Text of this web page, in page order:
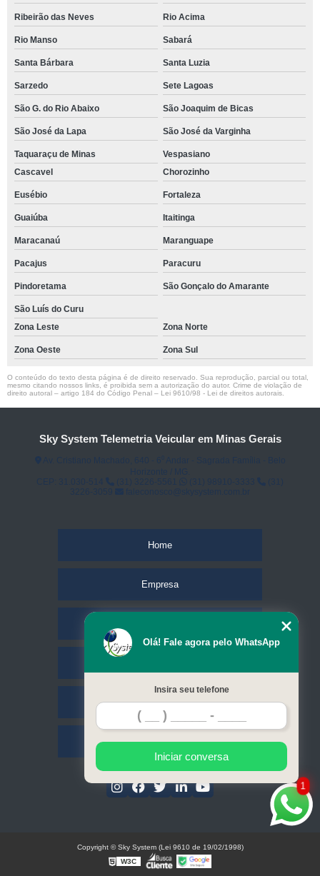
Ribeirão das Neves Rio Acima
Rio Manso Sabará
Santa Bárbara Santa Luzia
Sarzedo Sete Lagoas
São G. do Rio Abaixo São Joaquim de Bicas
São José da Lapa São José da Varginha
Taquaraçu de Minas
Vespasiano
Cascavel
Chorozinho
Eusébio Fortaleza
Guaiúba Itaitinga
Maracanaú Maranguape
Pacajus Paracuru
Pindoretama São Gonçalo do Amarante
São Luís do Curu
Zona Leste
Zona Norte
Zona Oeste Zona Sul
O conteúdo do texto desta página é de direito reservado. Sua reprodução, parcial ou total,
mesmo citando nossos links, é proibida sem a autorização do autor. Crime de violação de
direito autoral – artigo 184 do Código Penal – Lei 9610/98 - Lei de direitos autorais
Sky System Telemetria Veicular em Minas Gerais
Home
Empresa
Contato
Mapa do site
1
Olá! Fale agora pelo WhatsApp
Insira seu telefone
Iniciar conversa
Copyright © Sky System (Lei 9610 de 19/02/1998)
W3C